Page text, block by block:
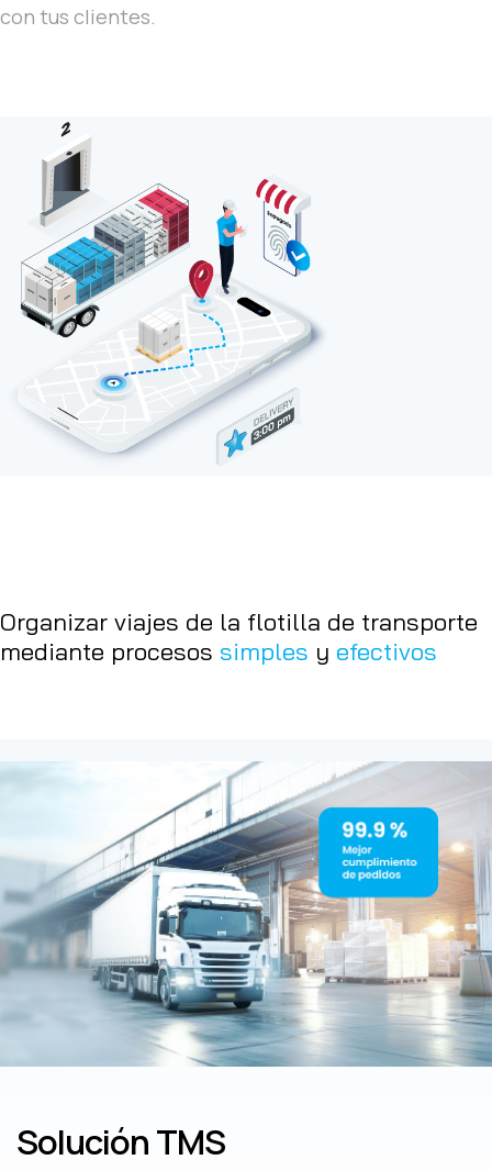
con tus clientes.
Organizar viajes de la flotilla de transporte
mediante procesos simples y efectivos
Solución TMS